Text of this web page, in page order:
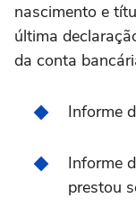
nascimento e
última
da conta
Informe
Informe
prestou